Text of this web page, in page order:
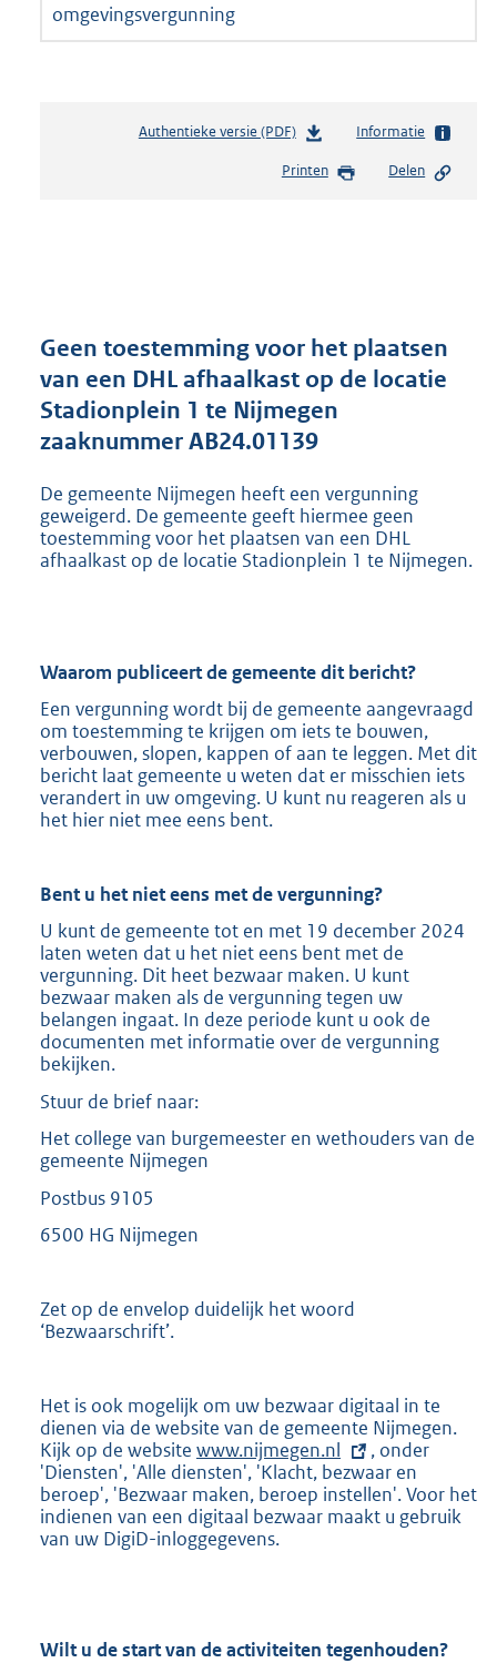
omgevingsvergunning
Authentieke versie (PDF)b
s
r
o
t
t
8
0
8
Informatie
Printen Delen
Geen toestemming voor het plaatsen
van een DHL afhaalkast op de locatie
Stadionplein 1 te Nijmegen
zaaknummer AB24.01139
De gemeente Nijmegen heeft een vergunning
geweigerd. De gemeente geeft hiermee geen
toestemming voor het plaatsen van een DHL
afhaalkast op de locatie Stadionplein 1 te Nijmegen.
Waarom publiceert de gemeente dit bericht?
Een vergunning wordt bij de gemeente aangevraagd
om toestemming te krijgen om iets te bouwen,
verbouwen, slopen, kappen of aan te leggen. Met dit
bericht laat gemeente u weten dat er misschien iets
verandert in uw omgeving. U kunt nu reageren als u
het hier niet mee eens bent.
Bent u het niet eens met de vergunning?
U kunt de gemeente tot en met 19 december 2024
laten weten dat u het niet eens bent met de
vergunning. Dit heet bezwaar maken. U kunt
bezwaar maken als de vergunning tegen uw
belangen ingaat. In deze periode kunt u ook de
documenten met informatie over de vergunning
bekijken.
Stuur de brief naar:
Het college van burgemeester en wethouders van de
gemeente Nijmegen
Postbus 9105
6500 HG Nijmegen
Zet op de envelop duidelijk het woord
‘Bezwaarschrift’.
Het is ook mogelijk om uw bezwaar digitaal in te
dienen via de website van de gemeente Nijmegen.
Kijk op de website E
x
t
e
r
n
www.nijmegen.nl
, onder
'Diensten', 'Alle diensten', 'Klacht, bezwaar en
beroep', 'Bezwaar maken, beroep instellen'. Voor het
indienen van een digitaal bezwaar maakt u gebruik
van uw DigiD-inloggegevens.
Wilt u de start van de activiteiten tegenhouden?